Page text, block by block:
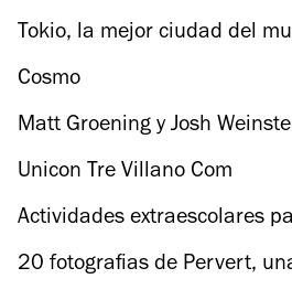
Madero
Tokio, la mejor ciudad del
2018
Cosmo
Matt Groening y Josh
nos cuentan sobre su nueva
Unicon Tre Villano Com
Actividades extraescolares
20 fotografias de Pervert,